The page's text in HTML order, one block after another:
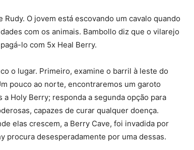
O jovem está escovando um cavalo quando
com os animais. Bambollo diz que o vilarejo
lo com 5x Heal Berry.
o lugar. Primeiro, examine o barril à leste do
pouco ao norte, encontraremos um garoto
Holy Berry; responda a segunda opção para
capazes de curar qualquer doença.
elas crescem, a Berry Cave, foi invadida por
procura desesperadamente por uma dessas.